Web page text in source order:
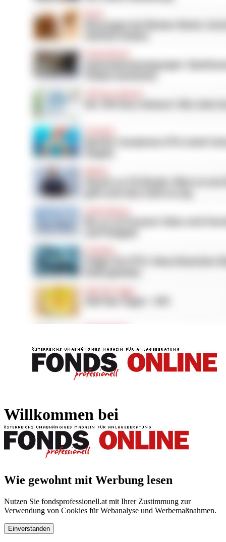
Willkommen bei
Wie gewohnt mit Werbung lesen
Nutzen Sie fondsprofessionell.at mit Ihrer Zustimmung zur
Verwendung von Cookies für Webanalyse und Werbemaßnahmen.
Einverstanden